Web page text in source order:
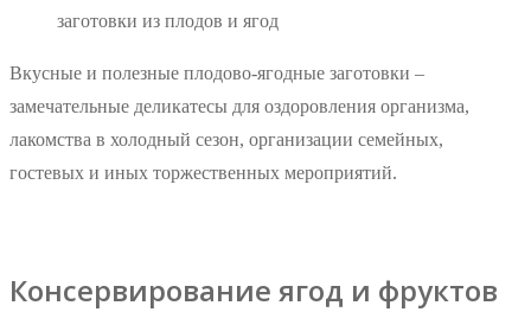
заготовки из плодов и ягод
Вкусные и полезные плодово-ягодные заготовки –
замечательные деликатесы для оздоровления организма,
лакомства в холодный сезон, организации семейных,
гостевых и иных торжественных мероприятий.
Консервирование ягод и фруктов